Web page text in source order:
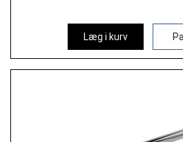
Læg i kurv